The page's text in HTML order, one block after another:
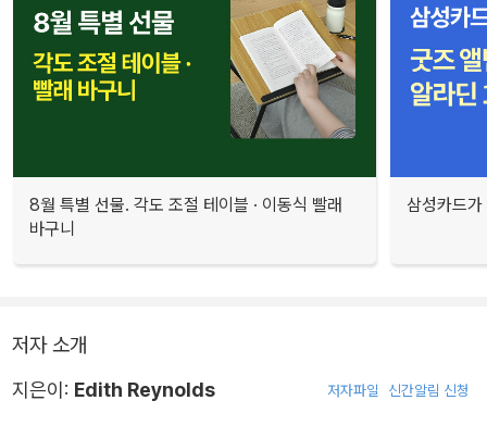
8월 특별 선물. 각도 조절 테이블 · 이동식 빨래
바구니
삼성카드
저자 소개
지은이: Edith Reynolds 저자파일 신간알림 신청